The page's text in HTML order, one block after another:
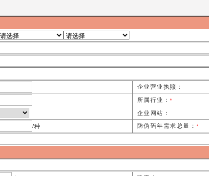
企业营业执照：
所属行业： *
企业网站：
/种 防伪码年需求总量： *